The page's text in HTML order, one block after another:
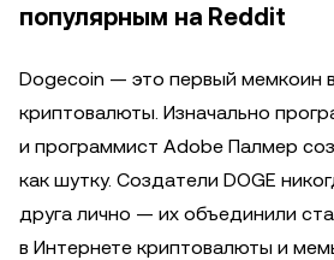
популярным на Reddit
Dogecoin — это первый мемкоин
криптовалюты. Изначально
и программист Adobe Палмер
как шутку. Создатели DOGE
друга лично — их объединили
в Интернете криптовалюты и